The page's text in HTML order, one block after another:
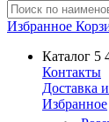
Избранное
Каталог 5
Контакты
Доставка
Избранное